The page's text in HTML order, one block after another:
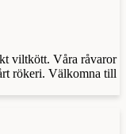
viltkött. Våra råvaror
rökeri. Välkomna till